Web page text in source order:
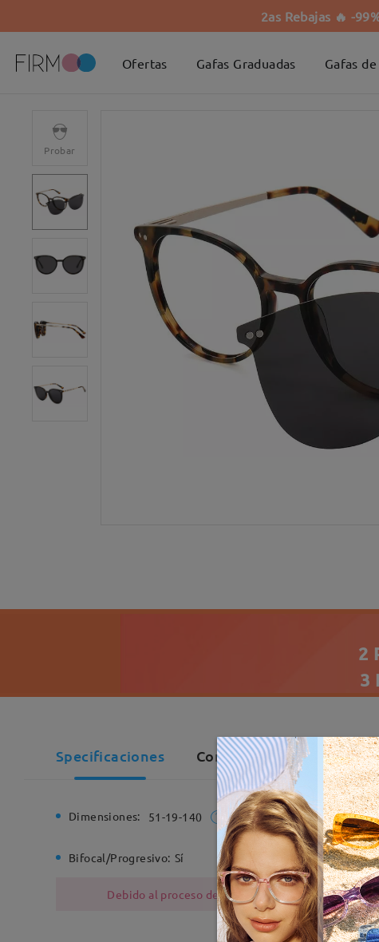
2as Rebajas 🔥 -
Ofertas Gafas Graduadas Gafas de
Probar
2
3
Specificaciones Comentarios de Clientes
Dimensiones: 51-19-140 Ancho de la
Bifocal/Progresivo: Sí Bisagra de
Debido al proceso de fabricación, las monturas